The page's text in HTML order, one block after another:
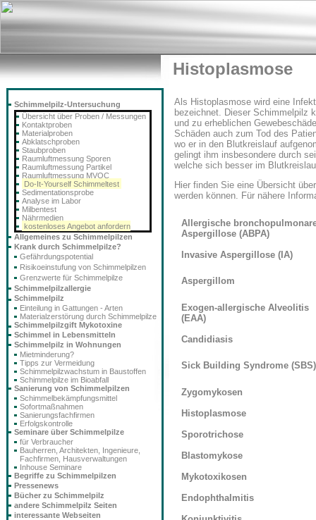
Histoplasmose
Als Histoplasmose wird eine
bezeichnet. Dieser Schimmelpilz
und zu erheblichen
Schäden auch zum Tod des
wo er in den Blutkreislauf
gelingt ihm insbesondere durch
welche sich besser im
Hier finden Sie eine Übersicht
werden können. Für nähere
Allergische
Aspergillose (ABPA)
Invasive Aspergillose (IA)
Aspergillom
Exogen-allergische Alveolitis
(EAA)
Candidiasis
Sick Building Syndrome (SBS)
Zygomykosen
Histoplasmose
Sporotrichose
Blastomykose
Mykotoxikosen
Endophthalmitis
Schimmelpilz-Untersuchung
Übersicht über Proben / Messungen
Kontaktproben
Materialproben
Abklatschproben
Staubproben
Raumluftmessung Sporen
Raumluftmessung Partikel
Raumluftmessung MVOC
Do-It-Yourself Schimmeltest
Sedimentationsprobe
Analyse im Labor
Milbentest
Nährmedien
kostenloses Angebot anfordern
Allgemeines zu Schimmelpilzen
Krank durch Schimmelpilze?
Gefährdungspotential
Risikoeinstufung von Schimmelpilzen
Grenzwerte für Schimmelpilze
Schimmelpilzallergie
Schimmelpilz
Einteilung in Gattungen - Arten
Materialzerstörung durch Schimmelpilze
Schimmelpilzgift Mykotoxine
Schimmel in Lebensmitteln
Schimmelpilz in Wohnungen
Mietminderung?
Tipps zur Vermeidung
Schimmelpilzwachstum in Baustoffen
Schimmelpilze im Bioabfall
Sanierung von Schimmelpilzen
Schimmelbekämpfungsmittel
Sofortmaßnahmen
Sanierungsfachfirmen
Erfolgskontrolle
Seminare über Schimmelpilze
für Verbraucher
Bauherren, Architekten, Ingenieure,
Fachfirmen, Hausverwaltungen
Inhouse Seminare
Begriffe zu Schimmelpilzen
Pressenews
Bücher zu Schimmelpilz
andere Schimmelpilz Seiten
interessante Webseiten